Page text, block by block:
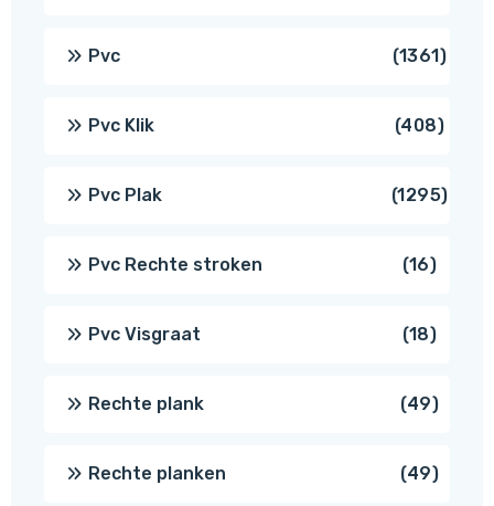
Pvc 13611361
Pvc Klik 408408
Pvc Plak 12951295
Pvc Rechte stroken 1616
Pvc Visgraat 1818
Rechte plank 4949
Rechte planken 4949